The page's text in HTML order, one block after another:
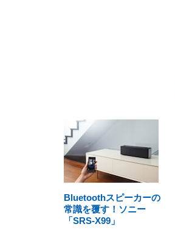
Bluetoothスピーカーの
常識を覆す！ソニー
「SRS-X99」